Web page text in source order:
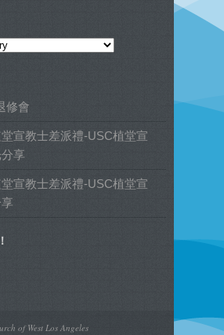
修會
堂宣教士差派禮-USC植堂宣
享
堂宣教士差派禮-USC植堂宣
of West Los Angeles